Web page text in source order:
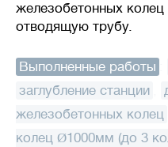
железобетонных
отводящую трубу.
Выполненные работы
заглубление станции
железобетонных колец
колец Ø1000мм (до 3